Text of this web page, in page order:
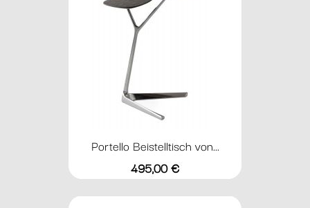
Portello Beistelltisch von...
Preis
495,00 €